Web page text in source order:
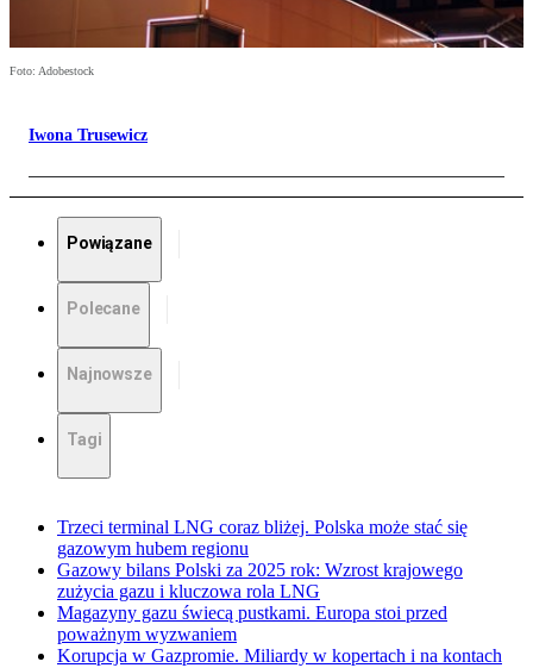
Foto: Adobestock
Iwona Trusewicz
Powiązane
Polecane
Najnowsze
Tagi
Trzeci terminal LNG coraz bliżej. Polska może stać się
gazowym hubem regionu
Gazowy bilans Polski za 2025 rok: Wzrost krajowego
zużycia gazu i kluczowa rola LNG
Magazyny gazu świecą pustkami. Europa stoi przed
poważnym wyzwaniem
Korupcja w Gazpromie. Miliardy w kopertach i na kontach